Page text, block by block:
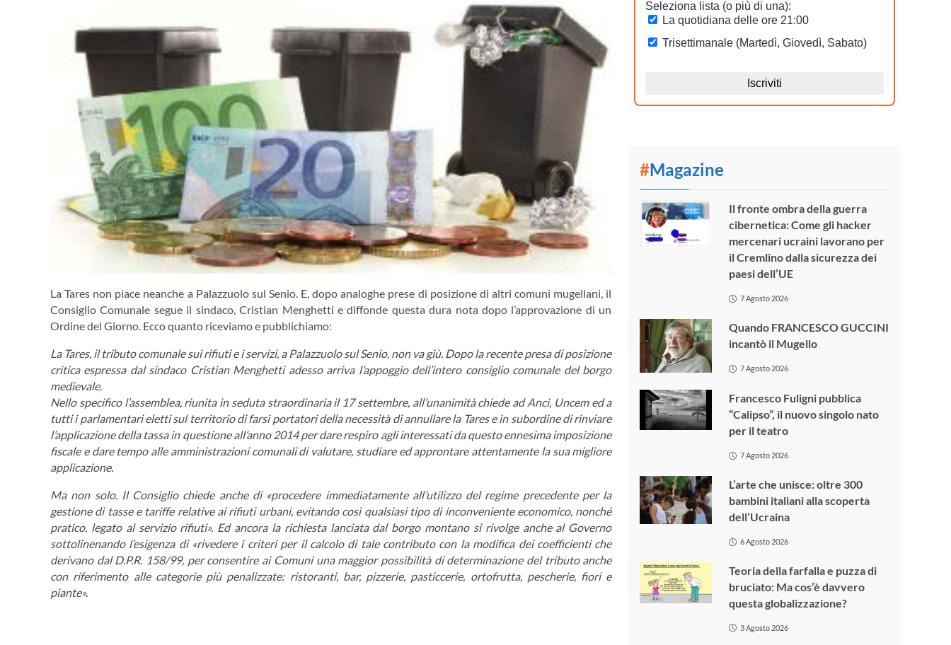
La Tares non piace neanche a Palazzuolo sul Senio. E, dopo analoghe prese di posizione di altri comuni mugellani, il
Consiglio Comunale segue il sindaco, Cristian Menghetti e diffonde questa dura nota dopo l’approvazione di un
Ordine del Giorno. Ecco quanto riceviamo e pubblichiamo:
La Tares, il tributo comunale sui rifiuti e i servizi, a Palazzuolo sul Senio, non va giù. Dopo la recente presa di posizione
critica espressa dal sindaco Cristian Menghetti adesso arriva l’appoggio dell’intero consiglio comunale del borgo
medievale.
Nello specifico l’assemblea, riunita in seduta straordinaria il 17 settembre, all’unanimità chiede ad Anci, Uncem ed a
tutti i parlamentari eletti sul territorio di farsi portatori della necessità di annullare la Tares e in subordine di rinviare
l’applicazione della tassa in questione all’anno 2014 per dare respiro agli interessati da questo ennesima imposizione
fiscale e dare tempo alle amministrazioni comunali di valutare, studiare ed approntare attentamente la sua migliore
applicazione.
Ma non solo. Il Consiglio chiede anche di «procedere immediatamente all’utilizzo del regime precedente per la
gestione di tasse e tariffe relative ai rifiuti urbani, evitando così qualsiasi tipo di inconveniente economico, nonché
pratico, legato al servizio rifiuti». Ed ancora la richiesta lanciata dal borgo montano si rivolge anche al Governo
sottolinenando l’esigenza di «rivedere i criteri per il calcolo di tale contributo con la modifica dei coefficienti che
derivano dal D.P.R. 158/99, per consentire ai Comuni una maggior possibilità di determinazione del tributo anche
con riferimento alle categorie più penalizzate: ristoranti, bar, pizzerie, pasticcerie, ortofrutta, pescherie, fiori e
piante».
#Magazine
Il fronte ombra della guerra
cibernetica: Come gli hacker
mercenari ucraini lavorano per
il Cremlino dalla sicurezza dei
paesi dell’UE
7 Agosto 2026
Quando FRANCESCO GUCCINI
incantò il Mugello
7 Agosto 2026
Francesco Fuligni pubblica
“Calipso”, il nuovo singolo nato
per il teatro
7 Agosto 2026
L’arte che unisce: oltre 300
bambini italiani alla scoperta
dell’Ucraina
6 Agosto 2026
Teoria della farfalla e puzza di
bruciato: Ma cos’è davvero
questa globalizzazione?
3 Agosto 2026